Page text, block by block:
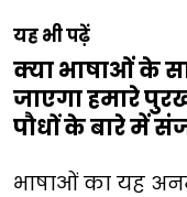
यह भी पढ़ें
क्या भाषाओं के
जाएगा हमारे
पौधों के बारे में
भाषाओं का यह